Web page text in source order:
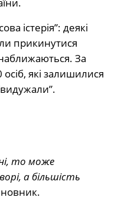
істерія”: деякі
прикинутися
За
які залишилися
то може
а більшість